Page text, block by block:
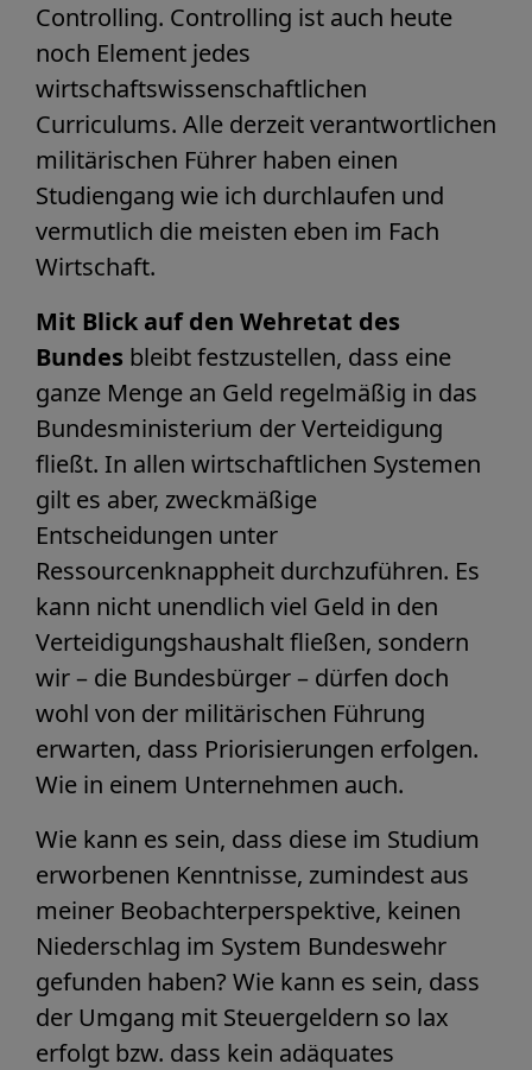
Controlling. Controlling ist auch heute
noch Element jedes
wirtschaftswissenschaftlichen
Curriculums. Alle derzeit verantwortlichen
militärischen Führer haben einen
Studiengang wie ich durchlaufen und
vermutlich die meisten eben im Fach
Wirtschaft.
Mit Blick auf den Wehretat des
Bundes bleibt festzustellen, dass eine
ganze Menge an Geld regelmäßig in das
Bundesministerium der Verteidigung
fließt. In allen wirtschaftlichen Systemen
gilt es aber, zweckmäßige
Entscheidungen unter
Ressourcenknappheit durchzuführen. Es
kann nicht unendlich viel Geld in den
Verteidigungshaushalt fließen, sondern
wir – die Bundesbürger – dürfen doch
wohl von der militärischen Führung
erwarten, dass Priorisierungen erfolgen.
Wie in einem Unternehmen auch.
Wie kann es sein, dass diese im Studium
erworbenen Kenntnisse, zumindest aus
meiner Beobachterperspektive, keinen
Niederschlag im System Bundeswehr
gefunden haben? Wie kann es sein, dass
der Umgang mit Steuergeldern so lax
erfolgt bzw. dass kein adäquates